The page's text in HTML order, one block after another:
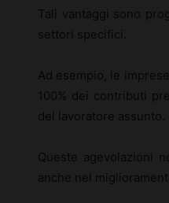
Tali vantaggi sono
settori specifici.
Ad esempio, le
100% dei contributi
del lavoratore assunto.
Queste agevolazioni
anche nel